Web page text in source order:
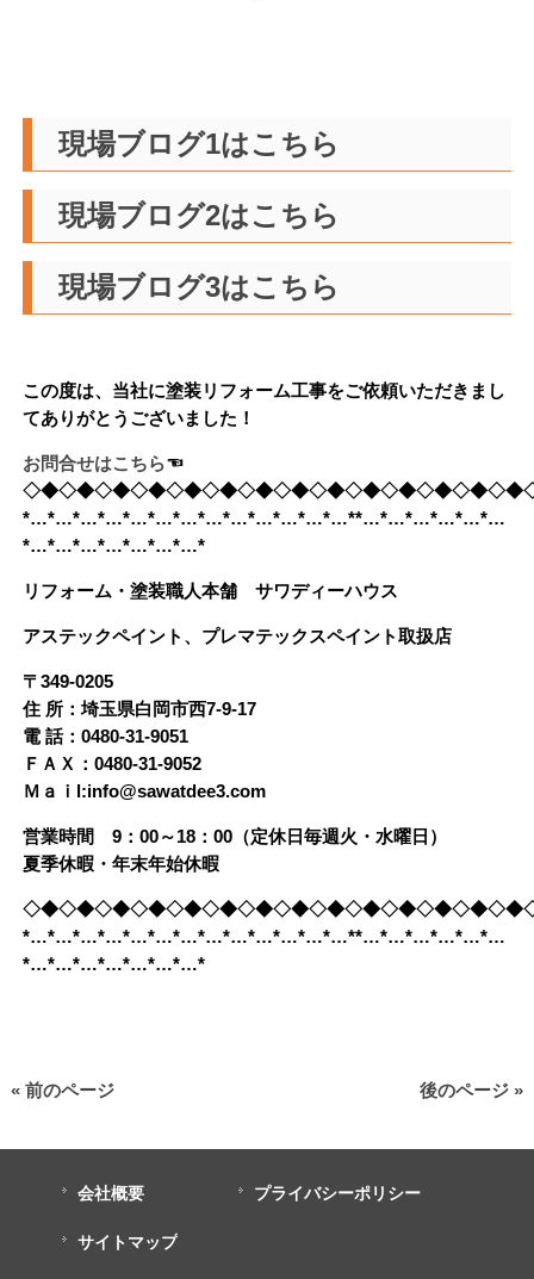
現場ブログ1はこちら
現場ブログ2はこちら
現場ブログ3はこちら
この度は、当社に塗装リフォーム工事をご依頼いただきまし
てありがとうございました！
お問合せはこちら☜
*…*…*…*…*…*…*…*…*…*…*…*…*…**…*…*…*…*…*…
*…*…*…*…*…*…*…*
リフォーム・塗装職人本舗 サワディーハウス
アステックペイント、プレマテックスペイント取扱店
〒349-0205
住 所：埼玉県白岡市西7-9-17
電 話：0480-31-9051
ＦＡＸ：0480-31-9052
Ｍａｉl:info@sawatdee3.com
営業時間 9：00～18：00（定休日毎週火・水曜日）
夏季休暇・年末年始休暇
*…*…*…*…*…*…*…*…*…*…*…*…*…**…*…*…*…*…*…
*…*…*…*…*…*…*…*
« 前のページ 後のページ »
会社概要 プライバシーポリシー
サイトマップ